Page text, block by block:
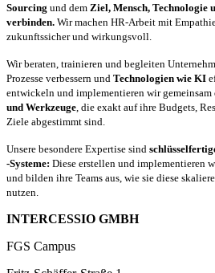
Sourcing und dem Ziel, Mensch, Technologie
verbinden. Wir machen HR-Arbeit mit
zukunftssicher und wirkungsvoll.
Wir beraten, trainieren und begleiten
Prozesse verbessern und Technologien wie KI
entwickeln und implementieren wir gemeinsam
und Werkzeuge , die exakt auf ihre Budgets,
Ziele abgestimmt sind.
Unsere besondere Expertise sind
-Systeme: Diese erstellen und implementieren
und bilden ihre Teams aus, wie sie diese
nutzen.
INTERCESSIO GMBH
FGS Campus